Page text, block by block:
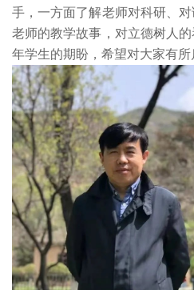
手，一方面了解老师对科研、
老师的教学故事，对立德树人
年学生的期盼，希望对大家有所